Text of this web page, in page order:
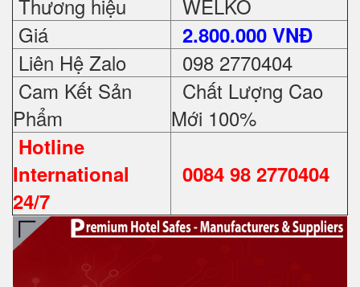
Thương hiệu
WELKO
Giá
2.800.000 VNĐ
Liên Hệ Zalo
098 2770404
Cam Kết Sản
Phẩm
Chất Lượng Cao
Mới 100%
Hotline
International
24/7
0084 98 2770404